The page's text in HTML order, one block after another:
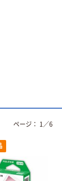
ページ： 1 ／6